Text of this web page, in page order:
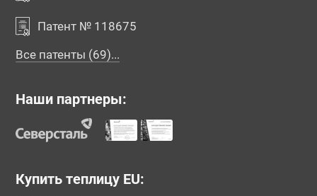
Патент № 118675
Все патенты (69)...
Наши партнеры:
Купить теплицу EU: